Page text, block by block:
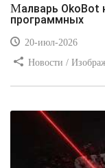
Малварь OkoBot нацелена на владельцев
программных
20-июл-2026
Новости /